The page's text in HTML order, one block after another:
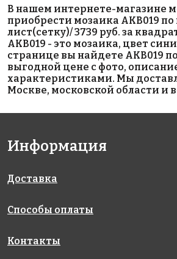
AKB039
на бумаге
327x327
JNJ 05.181
на бумаге
327x327
3100 руб./м²
316x316
507 P
В нашем интернете-магазине
приобрести мозаика AKB019 по
лист(сетку)/ 3739 руб. за
AKB019 - это мозаика, цвет
странице вы найдете AKB019
выгодной цене с фото,
характеристиками. Мы
Москве, московской области и
Информация
Доставка
Способы оплаты
Контакты